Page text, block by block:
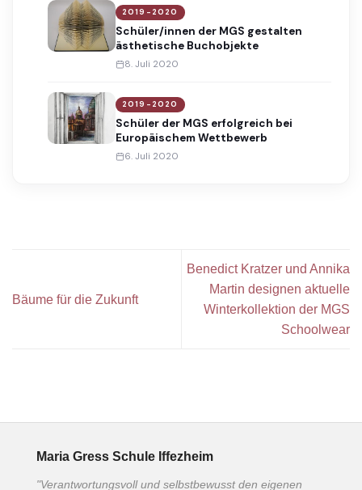
2019-2020
Schüler/innen der MGS gestalten
ästhetische Buchobjekte
8. Juli 2020
2019-2020
Schüler der MGS erfolgreich bei
Europäischem Wettbewerb
6. Juli 2020
Bäume für die Zukunft
Benedict Kratzer und Annika
Martin designen aktuelle
Winterkollektion der MGS
Schoolwear
Maria Gress Schule Iffezheim
"Verantwortungsvoll und selbstbewusst den eigenen